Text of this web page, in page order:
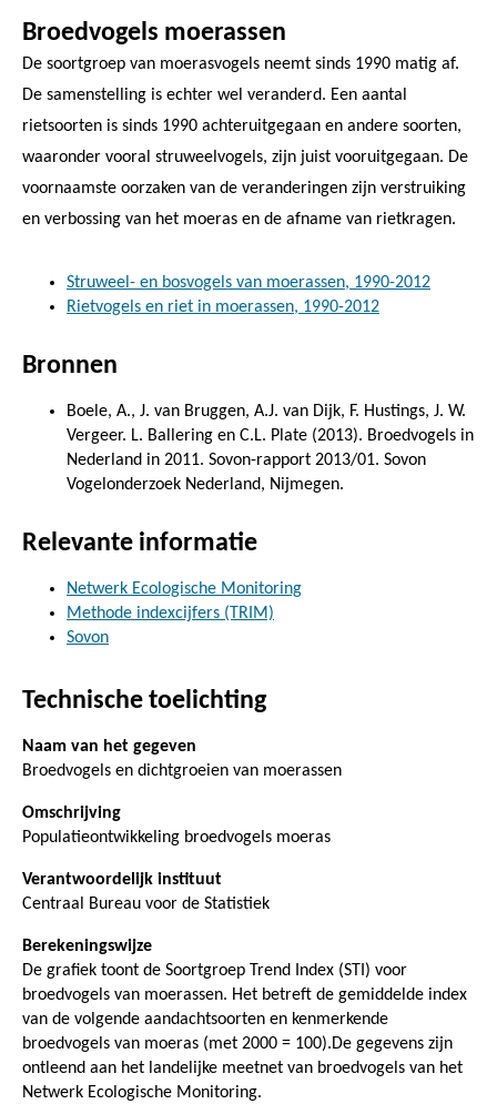
Broedvogels moerassen
De soortgroep van moerasvogels neemt sinds 1990 matig af.
De samenstelling is echter wel veranderd. Een aantal
rietsoorten is sinds 1990 achteruitgegaan en andere soorten,
waaronder vooral struweelvogels, zijn juist vooruitgegaan. De
voornaamste oorzaken van de veranderingen zijn verstruiking
en verbossing van het moeras en de afname van rietkragen.
Struweel- en bosvogels van moerassen, 1990-2012
Rietvogels en riet in moerassen, 1990-2012
Bronnen
Boele, A., J. van Bruggen, A.J. van Dijk, F. Hustings, J. W.
Vergeer. L. Ballering en C.L. Plate (2013). Broedvogels in
Nederland in 2011. Sovon-rapport 2013/01. Sovon
Vogelonderzoek Nederland, Nijmegen.
Relevante informatie
Netwerk Ecologische Monitoring
Methode indexcijfers (TRIM)
Sovon
Technische toelichting
Naam van het gegeven
Broedvogels en dichtgroeien van moerassen
Omschrijving
Populatieontwikkeling broedvogels moeras
Verantwoordelijk instituut
Centraal Bureau voor de Statistiek
Berekeningswijze
De grafiek toont de Soortgroep Trend Index (STI) voor
broedvogels van moerassen. Het betreft de gemiddelde index
van de volgende aandachtsoorten en kenmerkende
broedvogels van moeras (met 2000 = 100).De gegevens zijn
ontleend aan het landelijke meetnet van broedvogels van het
Netwerk Ecologische Monitoring.